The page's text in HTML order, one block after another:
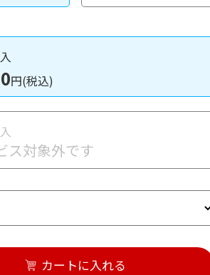
円(税込)
ス対象外です
カートに入れる